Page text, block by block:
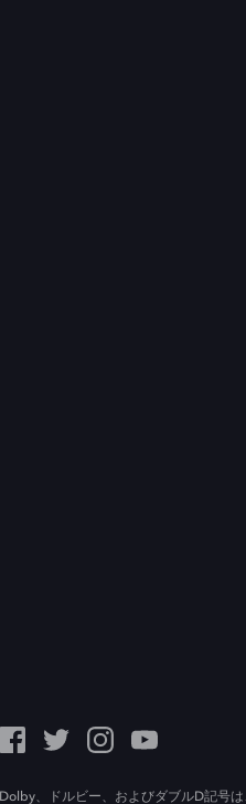
Dolby、ドルビー、およびダブルD記号